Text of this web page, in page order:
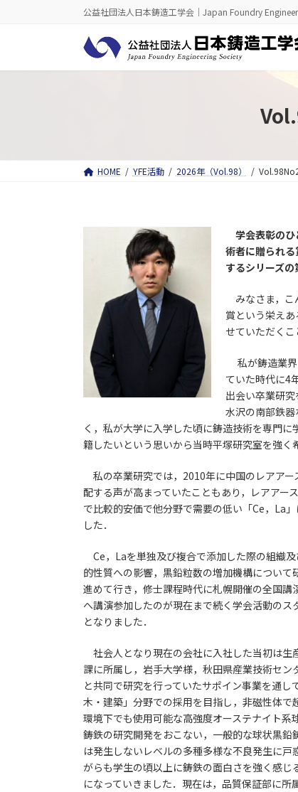
公益社団法人日本鋳造工学会｜Japan Foundry
HOME YFE活動 2026年（Vol.98）
学会表彰の
術者に贈られ
するシリーズの
みなさま，こ
賞という栄え
せていただくこ
私が鋳造業界
ていた時代に4
出会い卒業研
水沢の南部鉄
く，私が大学に入学した頃に鋳造技術を専門
籍したいという思いから当時平塚研究室を強く
私の卒業研究では，2010年に中国のレアア
配する声が高まっていたこともあり，レアアー
で比較的安価で他分野で需要の低い「Ce，La
した．
Ce，Laを単独及び複合で添加した際の組織及
的性質への影響，黒鉛粒数の増加機構について
進めて行き，修士課程時代に札幌開催の全国講
へ講演参加したのが現在まで続く学会活動のス
となりました．
社会人となり現在の会社に入社した当初は生
課に所属し，岩手大学様，秋田県産業技術セン
と共同で研究を行っていたサポイン事業を通し
木・建築」分野での採用を目指し，非磁性体で
環境下でも使用可能な高強度オーステナイト系
鋳鉄の研究開発をおこない，一般的な球状黒鉛
は発生しないレベルの多種多様な不良発生に戸
がらも学生の頃以上に鋳鉄の面白さを強く感じ
になっていきました．現在は，品質保証部に所